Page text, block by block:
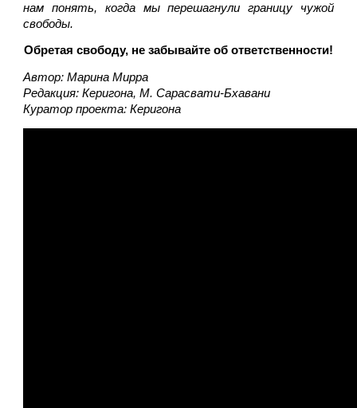
нам понять, когда мы перешагнули границу чужой
свободы.
Обретая свободу, не забывайте об ответственности!
Автор: Марина Мирра
Редакция: Керигона, М. Сарасвати-Бхавани
Куратор проекта: Керигона